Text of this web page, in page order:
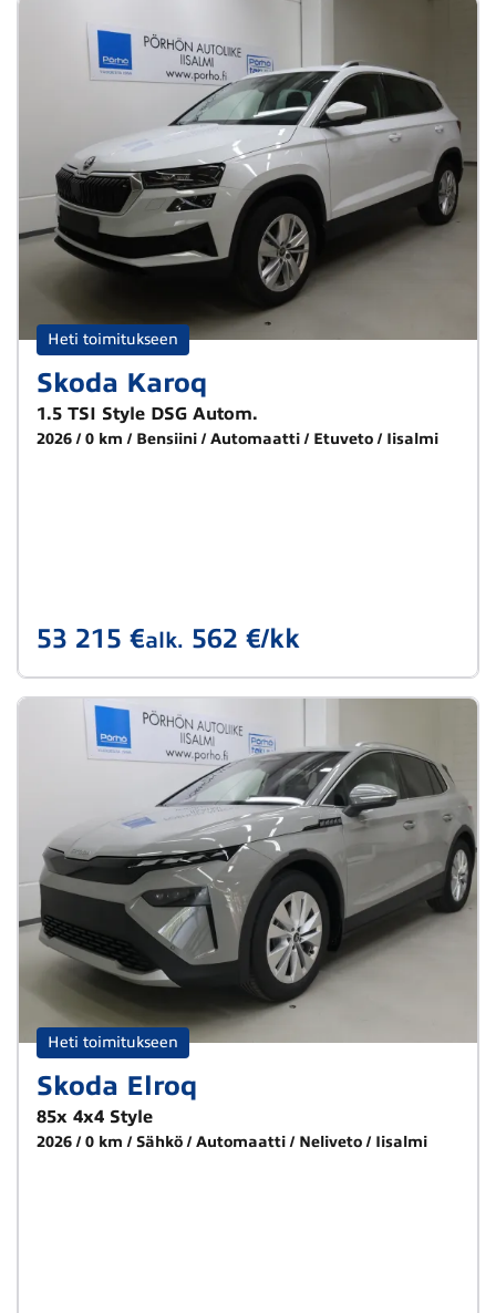
Heti toimitukseen
Skoda Karoq
1.5 TSI Style DSG Autom.
2026 0 km Bensiini Automaatti Etuveto Iisalmi
53 215 €alk. 562 €/kk
Heti toimitukseen
Skoda Elroq
85x 4x4 Style
2026 0 km Sähkö Automaatti Neliveto Iisalmi